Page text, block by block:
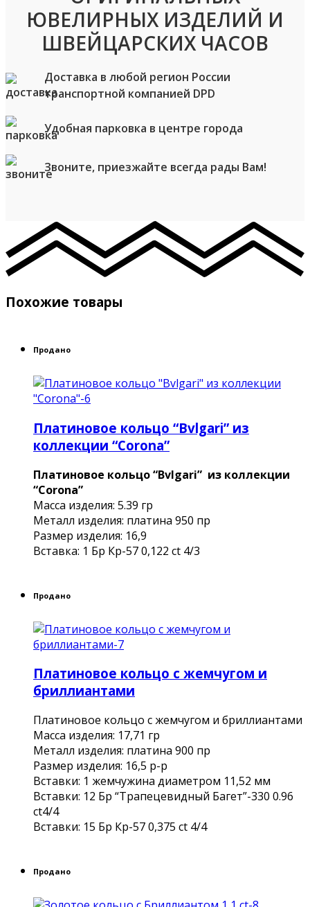
ЮВЕЛИРНЫХ ИЗДЕЛИЙ И
ШВЕЙЦАРСКИХ ЧАСОВ
Доставка в любой регион России
транспортной компанией DPD
Удобная парковка в центре города
Звоните, приезжайте всегда рады Вам!
Похожие товары
Продано
Платиновое кольцо “Bvlgari” из
коллекции “Corona”
Платиновое кольцо “Bvlgari” из коллекции
“Corona”
Масса изделия: 5.39 гр
Металл изделия: платина 950 пр
Размер изделия: 16,9
Вставка: 1 Бр Кр-57 0,122 сt 4/3
Продано
Платиновое кольцо с жемчугом и
бриллиантами
Платиновое кольцо с жемчугом и бриллиантами
Масса изделия: 17,71 гр
Металл изделия: платина 900 пр
Размер изделия: 16,5 р-р
Вставки: 1 жемчужина диаметром 11,52 мм
Вставки: 12 Бр “Трапецевидный Багет”-330 0.96
ct4/4
Вставки: 15 Бр Кр-57 0,375 ct 4/4
Продано